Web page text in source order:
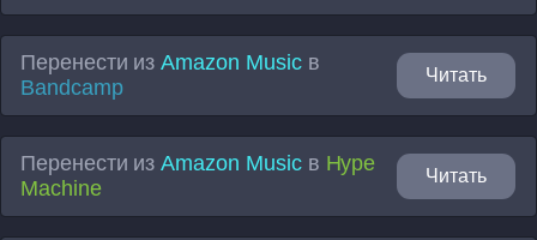
Перенести изAmazon Musicв
Bandcamp
Читать
Перенести изAmazon Musicв Hype
Machine
Читать